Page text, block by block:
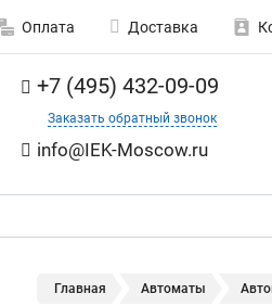
Оплата Доставка
+7 (495) 432-09-09
Заказать обратный звонок
info@IEK-Moscow.ru
Главная Автоматы